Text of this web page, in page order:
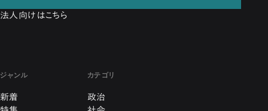
法人向けはこちら
ジャンル
新着
カテゴリ
政治